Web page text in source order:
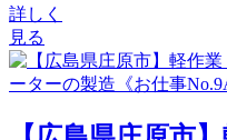
詳しく
見る